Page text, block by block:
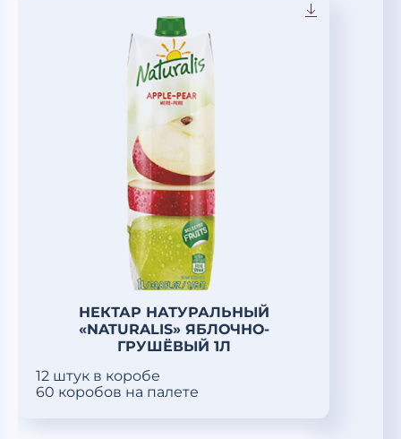
НЕКТАР НАТУРАЛЬНЫЙ
«NATURALIS» ЯБЛОЧНО-
ГРУШЁВЫЙ 1Л
12 штук в коробе
60 коробов на палете